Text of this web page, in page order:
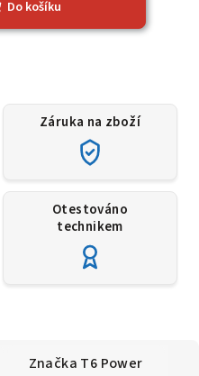
Do košíku
Záruka na zboží
Otestováno
technikem
Značka T6 Power